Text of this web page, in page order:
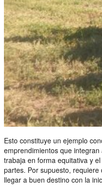
Esto constituye un ejemplo
emprendimientos que
trabaja en forma equitativa y
partes. Por supuesto,
llegar a buen destino con la